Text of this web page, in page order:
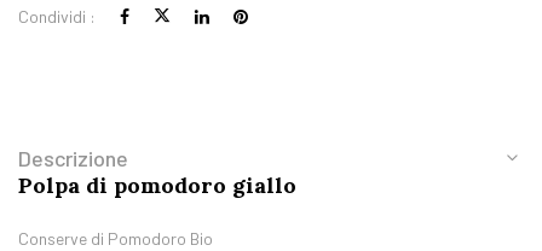
Condividi :
Descrizione
Polpa di pomodoro giallo
Conserve di Pomodoro Bio